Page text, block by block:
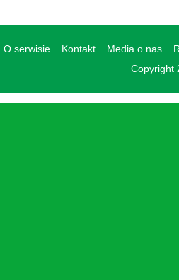
O serwisie Kontakt Media o nas
Copyright